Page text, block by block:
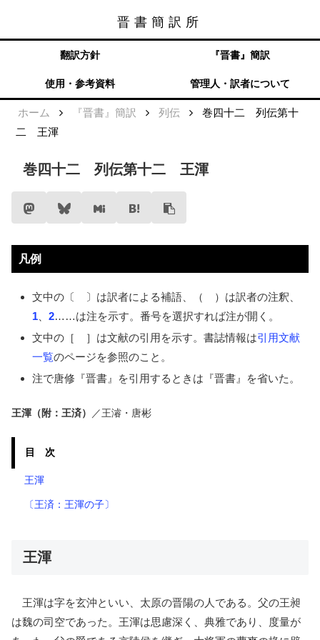
晋書簡訳所
翻訳方針 『晋書』簡訳
使用・参考資料 管理人・訳者について
ホーム 『晋書』簡訳 列伝
巻四十二 列伝第十
二 王渾
巻四十二 列伝第十二 王渾
凡例
文中の〔 〕は訳者による補語、（ ）は訳者の注釈、
1
2……は注を示す。番号を選択すれば注が開く。
文中の［ ］は文献の引用を示す。書誌情報は引用文献
一覧のページを参照のこと。
注で唐修『晋書』を引用するときは『晋書』を省いた。
王渾（附：王済） ／王濬・唐彬
目 次
王渾
〔王済：王渾の子〕
王渾
王渾は字を玄沖といい、太原の晋陽の人である。父の王昶
は魏の司空であった。王渾は思慮深く、典雅であり、度量が
晋書簡訳所